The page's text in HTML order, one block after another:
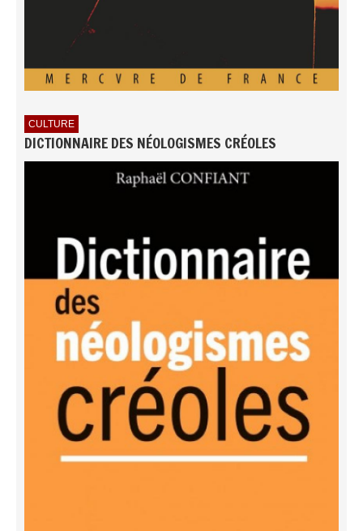
CULTURE
DICTIONNAIRE DES NÉOLOGISMES CRÉOLES